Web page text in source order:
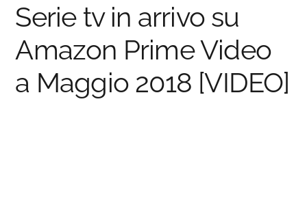
Serie tv in arrivo su
Amazon Prime Video
a Maggio 2018 [VIDEO]